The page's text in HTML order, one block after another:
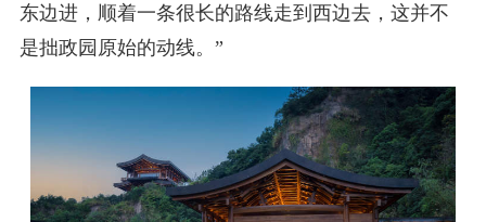
东边进，顺着一条很长的路线走到西边去，这并不
是拙政园原始的动线。”